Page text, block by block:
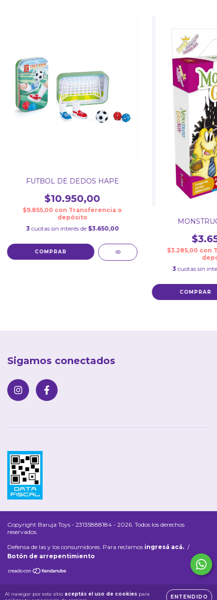
Al navegar por este sitio aceptás el uso de cookies para
ENTENDIDO
FUTBOL DE DEDOS HAPE
$10.950,00
$9.855,00 con Transferencia o
depósito
3 cuotas sin interés de $3.650,00
$3.285,00 con
3 cuotas sin
Sigamos conectados
Copyright Baruja Toys - 23135888184 - 2026. Todos los derechos
reservados.
Defensa de las y los consumidores. Para reclamos ingresá acá. /
Botón de arrepentimiento